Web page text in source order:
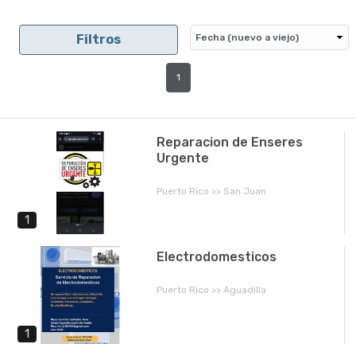
Filtros
1
1
Reparacion de Enseres
Urgente
Puerto Rico >> San Juan
1
Electrodomesticos
Puerto Rico >> Aguadilla